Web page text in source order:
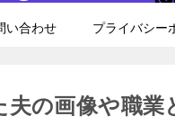
い合わせ プライバシー
の画像や職